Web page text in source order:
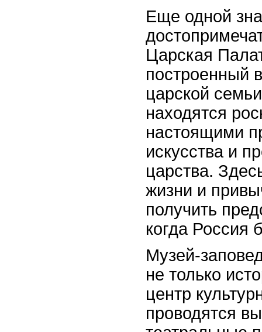
Еще одной
Царская
построенный
царской
находятся
настоящими
искусства и
царства.
жизни и
получить
когда Россия
Музей-
не только
центр
проводятся